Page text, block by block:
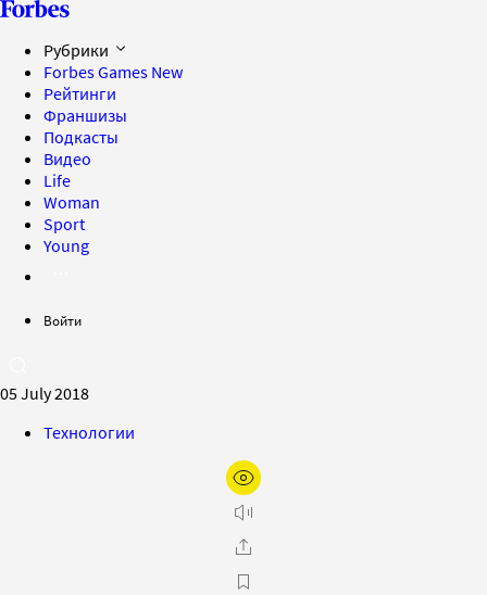
Рубрики
Forbes Games New
Рейтинги
Франшизы
Подкасты
Видео
Life
Woman
Sport
Young
Войти
05 July 2018
Технологии